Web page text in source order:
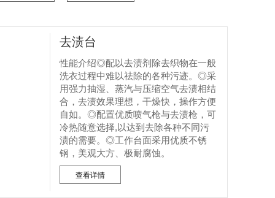
去渍台
性能介绍◎配以去渍剂除去织物在一般
洗衣过程中难以祛除的各种污迹。◎采
用强力抽湿、蒸汽与压缩空气去渍相结
合，去渍效果理想，干燥快，操作方便
自如。◎配置优质喷气枪与去渍枪，可
冷热随意选择,以达到去除各种不同污
渍的需要。◎工作台面采用优质不锈
钢，美观大方、极耐腐蚀。
查看详情